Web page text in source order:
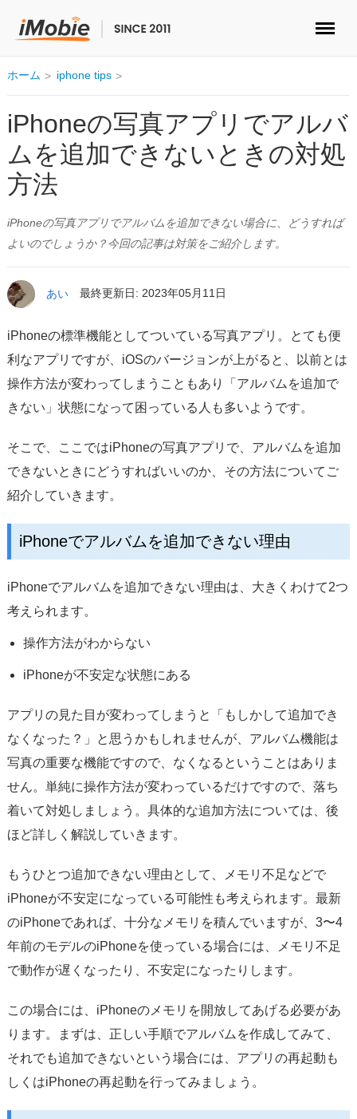
ロック解除&データ復元
データ転送
マルチメディア
便利ツール
ソリューション
ストア
ダウンロード
サポート
言語選択
ホーム iphone tips
iPhoneの写真アプリでアルバ
ムを追加できないときの対処
方法
iPhoneの写真アプリでアルバムを追加できない場合に、どうすれば
よいのでしょうか？今回の記事は対策をご紹介します。
あい 最終更新日: 2023年05月11日
iPhoneの標準機能としてついている写真アプリ。とても便
利なアプリですが、iOSのバージョンが上がると、以前とは
操作方法が変わってしまうこともあり「アルバムを追加で
きない」状態になって困っている人も多いようです。
そこで、ここではiPhoneの写真アプリで、アルバムを追加
できないときにどうすればいいのか、その方法についてご
紹介していきます。
iPhoneでアルバムを追加できない理由
iPhoneでアルバムを追加できない理由は、大きくわけて2つ
考えられます。
操作方法がわからない
iPhoneが不安定な状態にある
アプリの見た目が変わってしまうと「もしかして追加でき
なくなった？」と思うかもしれませんが、アルバム機能は
写真の重要な機能ですので、なくなるということはありま
せん。単純に操作方法が変わっているだけですので、落ち
着いて対処しましょう。具体的な追加方法については、後
ほど詳しく解説していきます。
もうひとつ追加できない理由として、メモリ不足などで
iPhoneが不安定になっている可能性も考えられます。最新
のiPhoneであれば、十分なメモリを積んでいますが、3〜4
年前のモデルのiPhoneを使っている場合には、メモリ不足
で動作が遅くなったり、不安定になったりします。
この場合には、iPhoneのメモリを開放してあげる必要があ
ります。まずは、正しい手順でアルバムを作成してみて、
それでも追加できないという場合には、アプリの再起動も
しくはiPhoneの再起動を行ってみましょう。